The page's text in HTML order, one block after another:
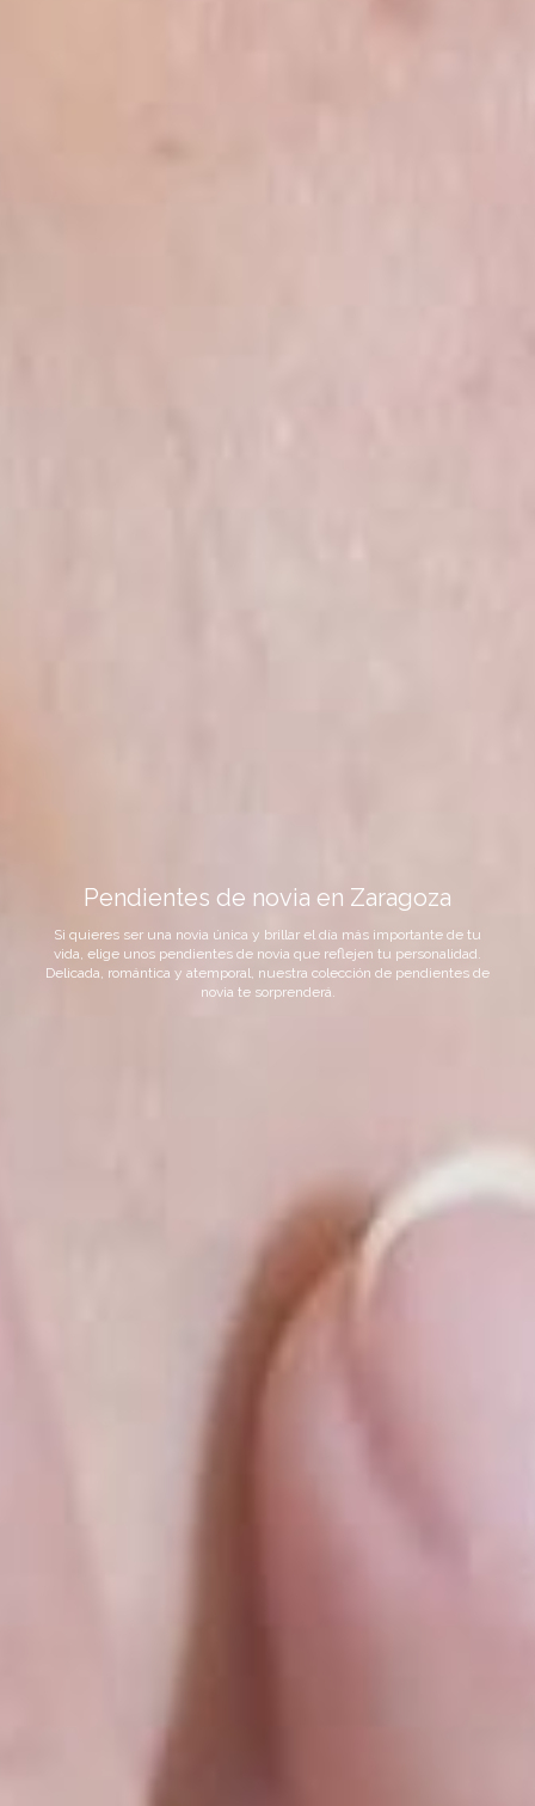
Pendientes de novia en Zaragoza
Si quieres ser una novia única y brillar el día más importante de tu
vida, elige unos pendientes de novia que reflejen tu personalidad.
Delicada, romántica y atemporal, nuestra colección de pendientes de
novia te sorprenderá.